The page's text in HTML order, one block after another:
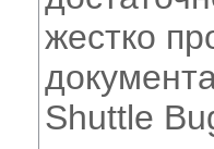
жестко
Shuttle